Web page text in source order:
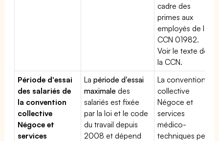
cadre des
primes aux
employés de la
CCN 01982.
Voir le texte de
la CCN.
Période d'essai
des salariés de
la convention
collective
Négoce et
services
Lapériode d'essai
maximale des
salariés est fixée
par la loi et le code
du travail depuis
2008 et dépend
La convention
collective
Négoce et
services
médico-
techniques peut